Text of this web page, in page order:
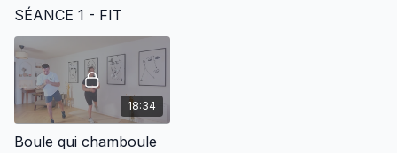
importante.
SÉANCE 1 - FIT
18:34
Boule qui chamboule